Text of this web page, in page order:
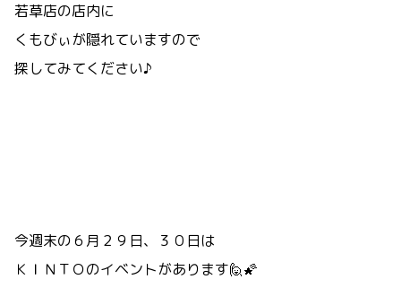
若草店の店内に
くもびぃが隠れていますので
探してみてください♪
今週末の６月２９日、３０日は
ＫＩＮＴＯのイベントがあります🙋🌠